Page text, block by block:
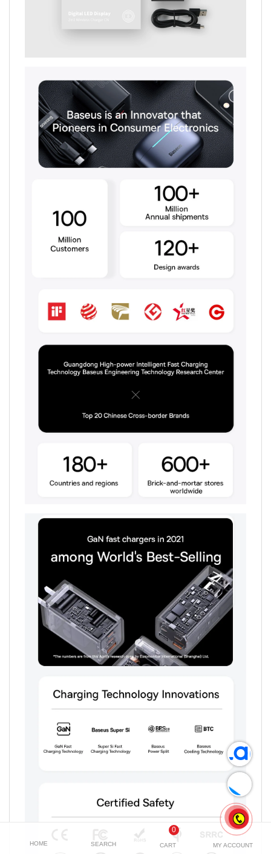
HOME SEARCH
0
CART MY ACCOUNT